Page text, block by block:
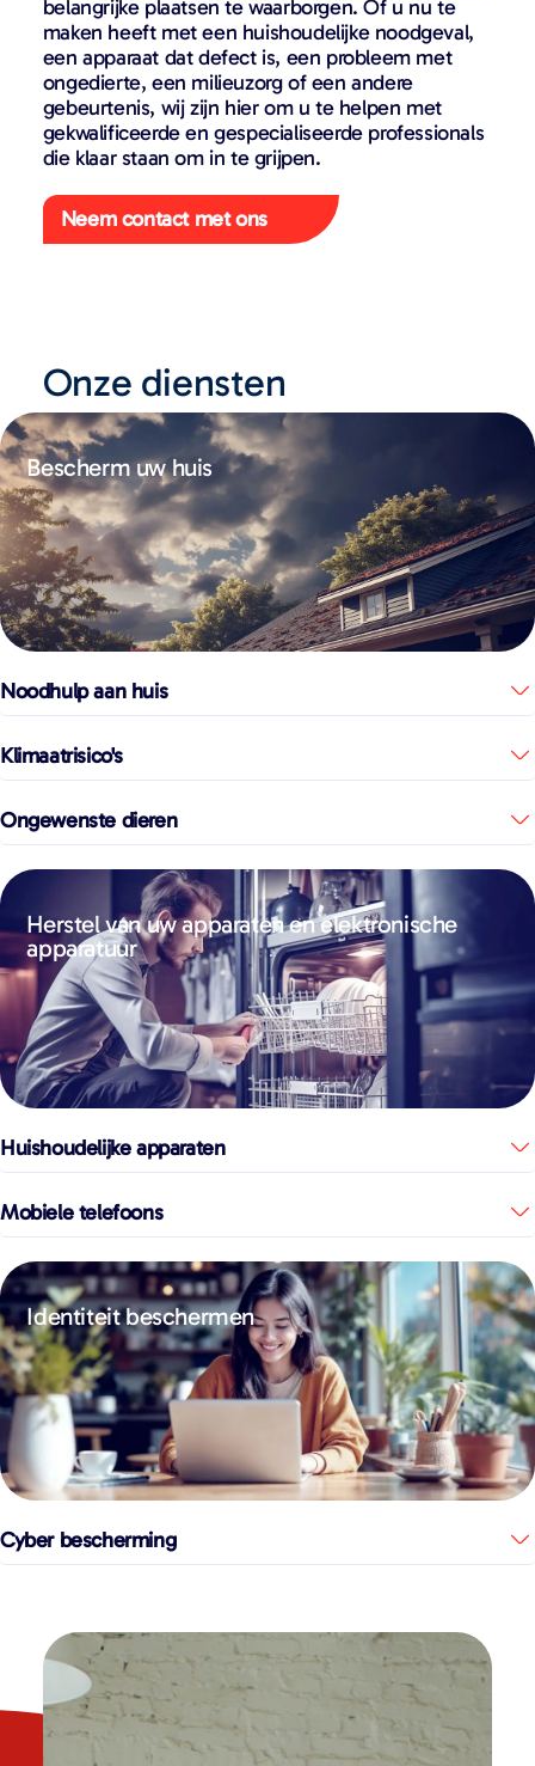
belangrijke plaatsen te waarborgen. Of u nu te
maken heeft met een huishoudelijke noodgeval,
een apparaat dat defect is, een probleem met
ongedierte, een milieuzorg of een andere
gebeurtenis, wij zijn hier om u te helpen met
gekwalificeerde en gespecialiseerde professionals
die klaar staan om in te grijpen.
Neem contact met ons
Onze diensten
Bescherm uw huis
Noodhulp aan huis
Klimaatrisico's
Ongewenste dieren
Herstel van uw apparaten en elektronische
apparatuur
Huishoudelijke apparaten
Mobiele telefoons
Identiteit beschermen
Cyber bescherming